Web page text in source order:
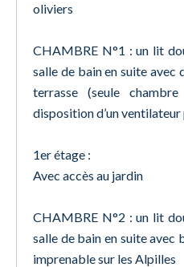
oliviers
CHAMBRE N°1 : un lit
salle de bain en suite avec
terrasse (seule
disposition d’un
1er étage :
Avec accès au jardin
CHAMBRE N°2 : un lit
salle de bain en suite avec
imprenable sur les Alpilles